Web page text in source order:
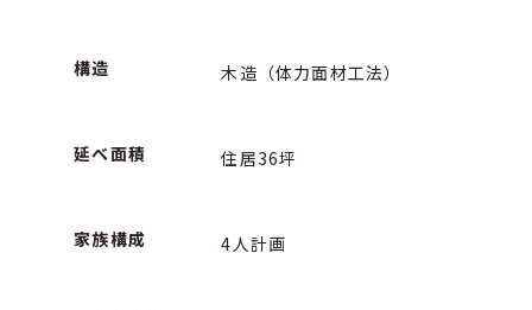
構造 木造（体力面材工法）
延べ面積 住居36坪
家族構成 4人計画